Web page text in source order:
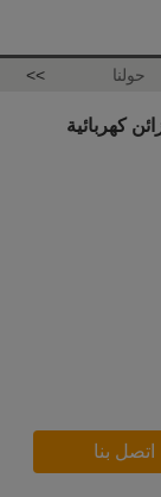
حولنا >>
اتصل بنا